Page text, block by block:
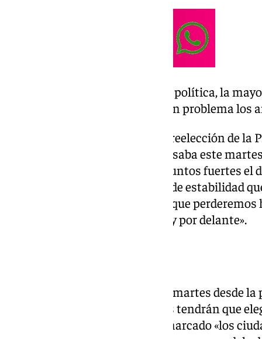
«Si perdemos la estabilidad política, la
ahora mismo, tendremos un problema los
De este modo, el candidato a la reelección de la
Andalucía, Juanma Moreno, avisaba este
comunidad pierde uno de sus puntos fuertes el
estabilidad política, la mayoría de estabilidad
un problema los andaluces, porque
enfrentarnos a los retos que hay por delante».
El líder del PP-A expresaba este martes desde
estas elecciones los ciudadanos tendrán que
otro sitio», al tiempo que ha remarcado «los